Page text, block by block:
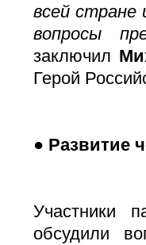
всей стране
вопросы
заключил
Герой
● Развитие
Участники
обсудили